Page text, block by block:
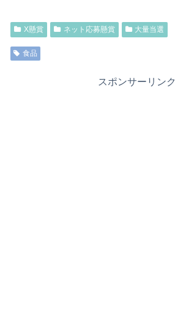
X懸賞 ネット応募懸賞 大量当選
食品
スポンサーリンク